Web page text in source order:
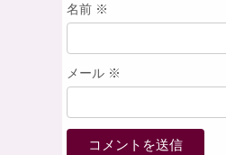
名前 ※
メール ※